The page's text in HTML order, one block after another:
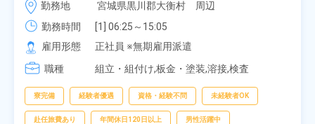
応募OK★《宮城県大衡村》
勤務地
宮城県黒川郡大衡村　周辺
勤務時間
[1] 06:25～15:05
[2] 16:00～00:40
[3] 16:30～01:10
[4] 08:00～16:40
雇用形態
正社員 ※無期雇用派遣
職種
組立・組付け,板金・塗装,溶接,検査
寮完備 経験者優遇 資格・経験不問 未経験者OK
赴任旅費あり 年間休日120日以上 男性活躍中